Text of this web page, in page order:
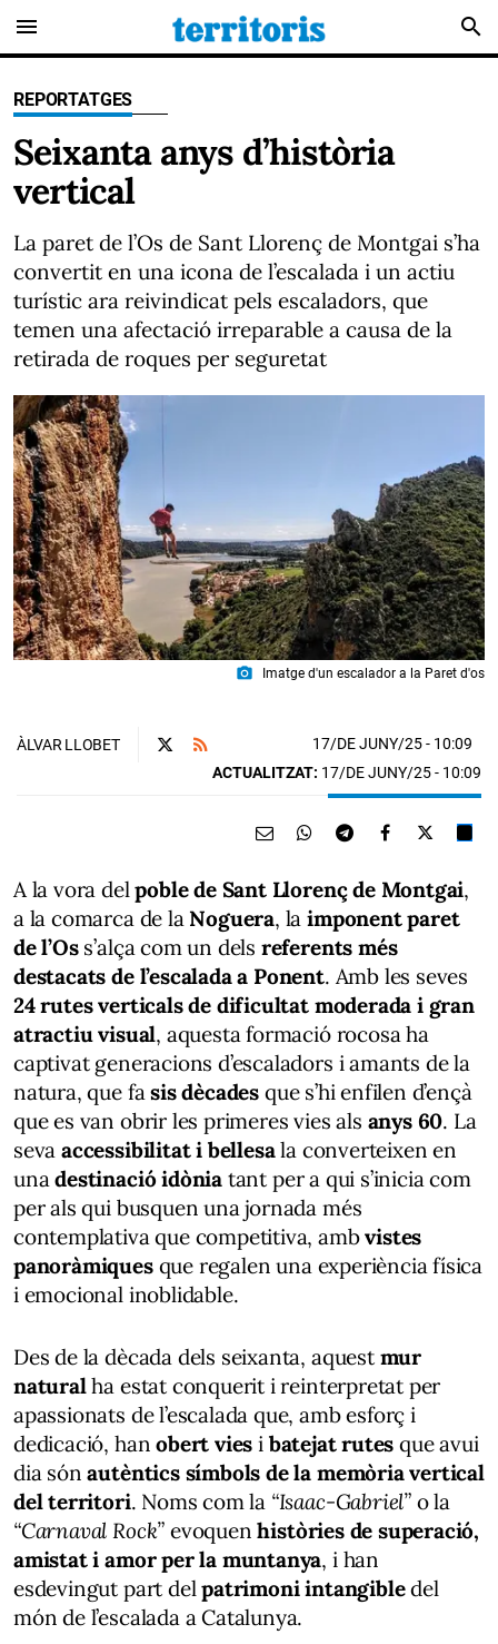
menu search
REPORTATGES
Seixanta anys d’història
vertical
La paret de l’Os de Sant Llorenç de Montgai s’ha
convertit en una icona de l’escalada i un actiu
turístic ara reivindicat pels escaladors, que
temen una afectació irreparable a causa de la
retirada de roques per seguretat
photo_camera Imatge d'un escalador a la Paret d'os
ÀLVAR LLOBET 17/DE JUNY/25- 10:09
ACTUALITZAT: 17/DE JUNY/25 - 10:09
A la vora delpoble de Sant Llorenç de Montgai,
a la comarca de laNoguera, laimponent paret
de l’Oss’alça com un dels referents més
destacats de l’escalada a Ponent. Amb les seves
24 rutes verticals de dificultat moderada i gran
atractiu visual, aquesta formació rocosa ha
captivat generacions d’escaladors i amants de la
natura, que fasis dècades que s’hi enfilen d’ençà
que es van obrir les primeres vies als anys 60. La
sevaaccessibilitat i bellesala converteixen en
unadestinació idònia tant per a qui s’inicia com
per als qui busquen una jornada més
contemplativa que competitiva, ambvistes
panoràmiquesque regalen una experiència física
i emocional inoblidable.
Des de la dècada dels seixanta, aquest mur
naturalha estat conquerit i reinterpretat per
apassionats de l’escalada que, amb esforç i
dedicació, hanobert vies i batejat rutes que avui
dia sónautèntics símbols de la memòria vertical
del territori. Noms com la “Isaac-Gabriel” o la
“Carnaval Rock” evoquenhistòries de superació,
amistat i amor per la muntanya, i han
esdevingut part delpatrimoni intangibledel
món de l’escalada a Catalunya.